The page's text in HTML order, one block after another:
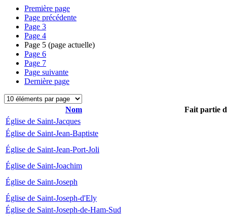
Première page
Page précédente
Page 3
Page 4
Page 5 (page actuelle)
Page 6
Page 7
Page suivante
Dernière page
Nom
Fait partie
Église de Saint-Jacques
Église de Saint-Jean-Baptiste
Église de Saint-Jean-Port-Joli
Église de Saint-Joachim
Église de Saint-Joseph
Église de Saint-Joseph-d'Ely
Église de Saint-Joseph-de-Ham-Sud